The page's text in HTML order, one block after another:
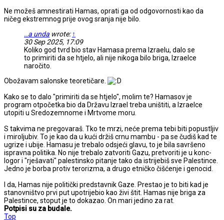
Ne možeš amnestirati Hamas, oprati ga od odgovornosti kao da
ničeg ekstremnog prije ovog sranja nije bilo.
..a unda wrote: ↑
30 Sep 2025, 17:09
Koliko god tvrd bio stav Hamasa prema Izraelu, dalo se
to primiriti da se htjelo, ali nije nikoga bilo briga, Izraelce
naročito.
Obožavam salonske teoretičare.
Kako se to dalo "primiriti da se htjelo", molim te? Hamasov je
program otpočetka bio da Državu Izrael treba uništiti, a Izraelce
utopiti u Sredozemnome i Mrtvome moru.
S takvima ne pregovaraš. Tko te mrzi, neće prema tebi biti popustljiv
i miroljubiv. To je kao da u kući držiš crnu mambu - pa se čudiš kad te
ugrize i ubije. Hamasu je trebalo odsjeći glavu, to je bila savršeno
ispravna politika. No nije trebalo zatvoriti Gazu, pretvoriti je u konc-
logor i "rješavati" palestinsko pitanje tako da istrijebiš sve Palestince.
Jedno je borba protiv terorizma, a drugo etničko čišćenje i genocid.
I da, Hamas nije politički predstavnik Gaze. Prestao je to biti kad je
stanovništvo prvi put upotrijebio kao živi štit. Hamas nije briga za
Palestince, stoput je to dokazao. On mari jedino za rat.
Potpisi su za budale.
Top